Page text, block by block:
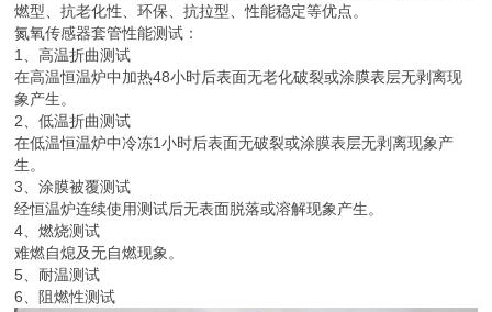
燃型、抗老化性、环保、抗拉型、性能稳定等优点。
氮氧传感器套管性能测试：
1、高温折曲测试
在高温恒温炉中加热48小时后表面无老化破裂或涂膜表层无剥离现
象产生。
2、低温折曲测试
在低温恒温炉中冷冻1小时后表面无破裂或涂膜表层无剥离现象产
生。
3、涂膜被覆测试
经恒温炉连续使用测试后无表面脱落或溶解现象产生。
4、燃烧测试
难燃自熄及无自燃现象。
5、耐温测试
6、阻燃性测试